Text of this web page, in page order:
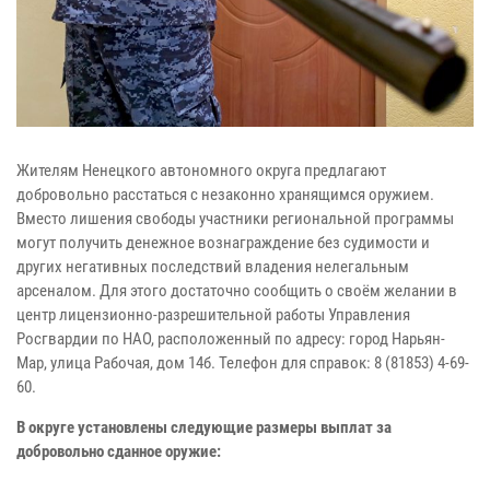
Жителям Ненецкого автономного округа предлагают
добровольно расстаться с незаконно хранящимся оружием.
Вместо лишения свободы участники региональной программы
могут получить денежное вознаграждение без судимости и
других негативных последствий владения нелегальным
арсеналом. Для этого достаточно сообщить о своём желании в
центр лицензионно-разрешительной работы Управления
Росгвардии по НАО, расположенный по адресу: город Нарьян-
Мар, улица Рабочая, дом 14б. Телефон для справок: 8 (81853) 4-69-
60.
В округе установлены следующие размеры выплат за
добровольно сданное оружие: